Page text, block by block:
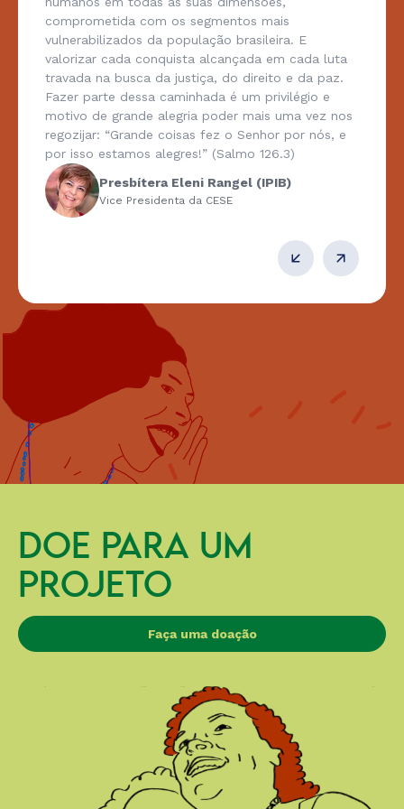
comprometida com os segmentos mais
vulnerabilizados da população brasileira. E
valorizar cada conquista alcançada em cada luta
travada na busca da justiça, do direito e da paz.
Fazer parte dessa caminhada é um privilégio e
motivo de grande alegria poder mais uma vez nos
regozijar: “Grande coisas fez o Senhor por nós, e
por isso estamos alegres!” (Salmo 126.3)
Presbítera Eleni Rangel (IPIB)
Vice Presidenta da CESE
DOE PARA UM
PROJETO
Faça uma doação